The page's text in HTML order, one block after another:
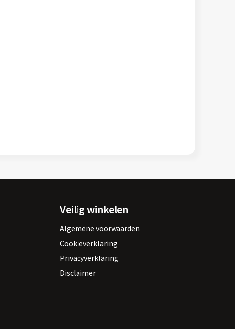
Veilig winkelen
Algemene voorwaarden
Cookieverklaring
Privacyverklaring
Disclaimer